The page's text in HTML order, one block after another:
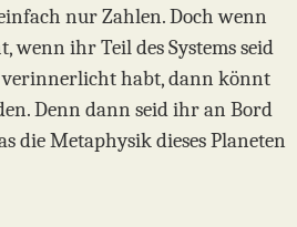
nur Zahlen. Doch wenn
wenn ihr Teil des Systems seid
verinnerlicht habt, dann könnt
Denn dann seid ihr an Bord
die Metaphysik dieses Planeten